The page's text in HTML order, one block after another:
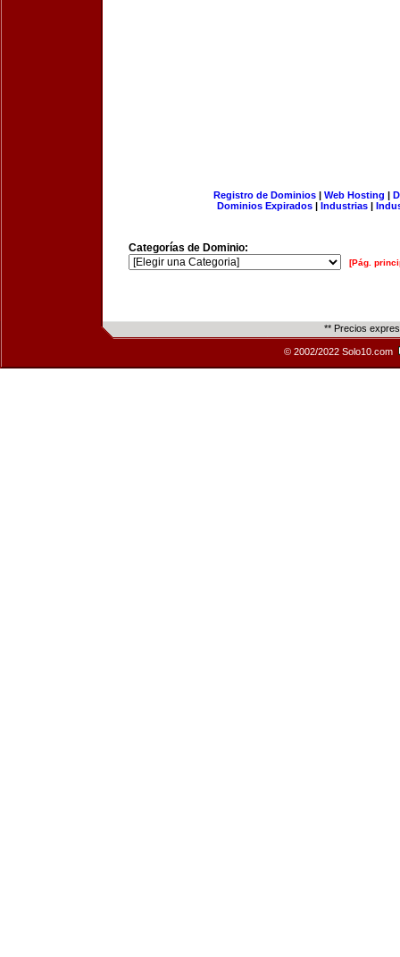
Registro de Dominios| Web Hosting |
Dominios Expirados | Industrias |
Categorías de Dominio:
[Pág.
** Precios
© 2002/2022 Solo10.com